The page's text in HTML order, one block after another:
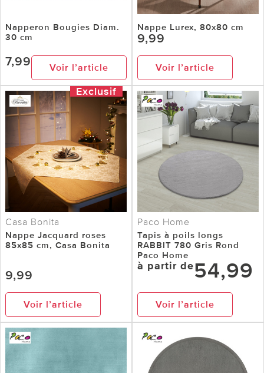
Napperon Bougies Diam.
30 cm
7,99 Voir l’article
Nappe Lurex, 80x80 cm
9,99
Voir l’article
Exclusif
Casa Bonita
Nappe Jacquard roses
85x85 cm, Casa Bonita
9,99
Voir l’article
Paco Home
Tapis à poils longs
RABBIT 780 Gris Rond
Paco Home
à partir de54,99
Voir l’article